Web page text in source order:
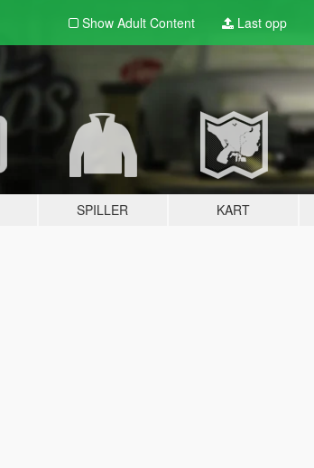
Show Adult Content Last opp
SPILLER KART